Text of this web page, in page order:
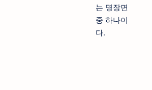
는 명장면
중 하나이
다.